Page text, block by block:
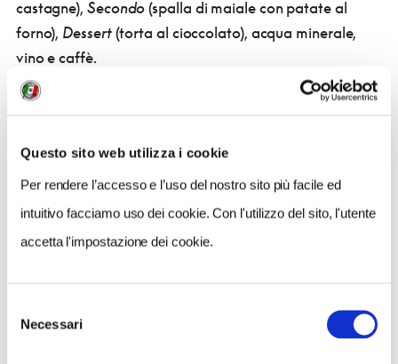
Questo sito web utilizza i cookie
Per rendere l’accesso e l’uso del nostro sito più facile ed
intuitivo facciamo uso dei cookie. Con l'utilizzo del sito, l'utente
accetta l'impostazione dei cookie.
delNecessari
castagne), Secondo(spalla di maiale con patate al
forno), Dessert(torta al cioccolato), acqua minerale,
vino e caffè.
#Ore 15.15 :
Spostamento con mezzi propri a
Campolattaro.
Sannio, che accoglie tra l’altro 140 varietà di frutti
antichi e numerose erbe officinali e commestibili. Per
concludere, rapido tour del centro antico.
Si ringrazia per la collaborazione l’Amministrazione
Quote di partecipazione: